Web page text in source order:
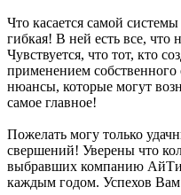
Что касается самой
гибкая! В ней есть все, что
Чувствуется, что тот, кто
применением
нюансы, которые могут
самое главное!
Пожелать могу только
свершений! Уверены что
выбравших компанию АйТи-
каждым годом. Успехов Вам